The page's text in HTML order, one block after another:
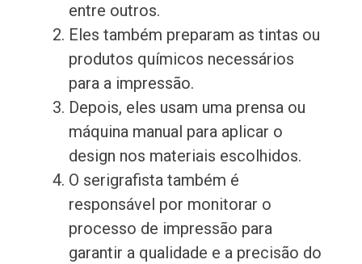
entre outros.
Eles também preparam as tintas ou
produtos químicos necessários
para a impressão.
Depois, eles usam uma prensa ou
máquina manual para aplicar o
design nos materiais escolhidos.
O serigrafista também é
responsável por monitorar o
processo de impressão para
garantir a qualidade e a precisão do